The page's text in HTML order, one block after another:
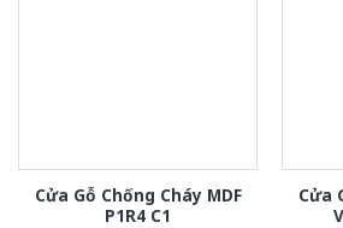
Cửa Gỗ Chống Cháy MDF
P1R4 C1
Cửa